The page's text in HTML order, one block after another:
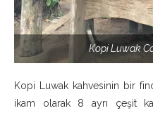
Kopi Luwak
Kopi Luwak kahvesinin bir
ikam olarak 8 ayrı çeşit